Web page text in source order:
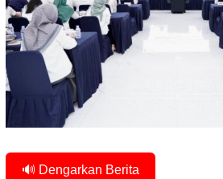
🔊 Dengarkan Berita